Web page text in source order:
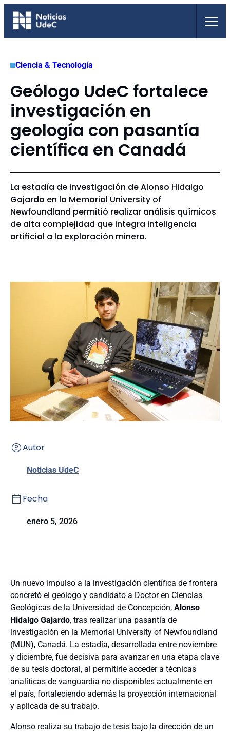
Saltar
Ciencia & Tecnología
Geólogo UdeC fortalece
investigación en
geología con pasantía
científica en Canadá
La estadía de investigación de Alonso Hidalgo
Gajardo en la Memorial University of
Newfoundland permitió realizar análisis químicos
de alta complejidad que integra inteligencia
artificial a la exploración minera.
Autor
Noticias UdeC
Fecha
enero 5, 2026
Un nuevo impulso a la investigación científica de frontera
concretó el geólogo y candidato a Doctor en Ciencias
Geológicas de la Universidad de Concepción, Alonso
Hidalgo Gajardo, tras realizar una pasantía de
investigación en la Memorial University of Newfoundland
(MUN), Canadá. La estadía, desarrollada entre noviembre
y diciembre, fue decisiva para avanzar en una etapa clave
de su tesis doctoral, al permitirle acceder a técnicas
analíticas de vanguardia no disponibles actualmente en
el país, fortaleciendo además la proyección internacional
y aplicada de su trabajo.
Alonso realiza su trabajo de tesis bajo la dirección de un